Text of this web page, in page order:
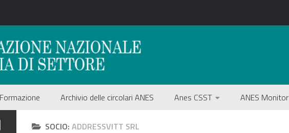
Formazione Archivio delle circolari ANES Anes CSST ANES Monitor
SOCIO: ADDRESSVITT SRL